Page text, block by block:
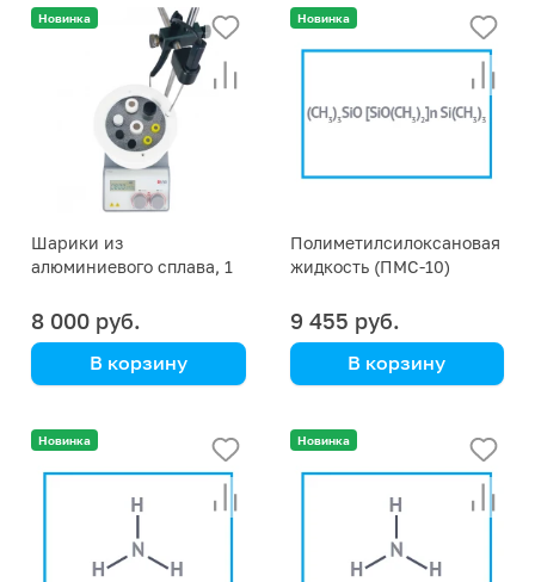
Новинка
Шарики из
алюминиевого сплава, 1
8 000 руб.
В корзину
Новинка
Полиметилсилоксановая
жидкость (ПМС-10)
9 455 руб.
В корзину
Новинка Новинка